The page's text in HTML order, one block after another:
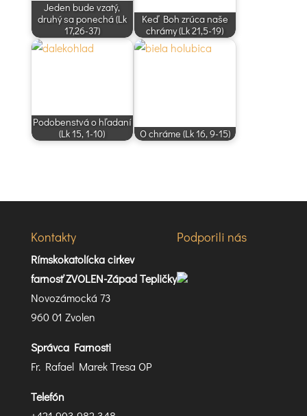
Jeden bude vzatý,
druhý sa ponechá (Lk
17,26-37)
Keď Boh zrúca naše
chrámy (Lk 21,5-19)
Podobenstvá o hľadaní
(Lk 15, 1-10)
O chráme (Lk 16, 9-15)
Kontakty
Rímskokatolícka cirkev
farnosť ZVOLEN-Západ Tepličky
Novozámocká 73
960 01 Zvolen
Správca Farnosti
Fr. Rafael Marek Tresa OP
Telefón
Podporili nás